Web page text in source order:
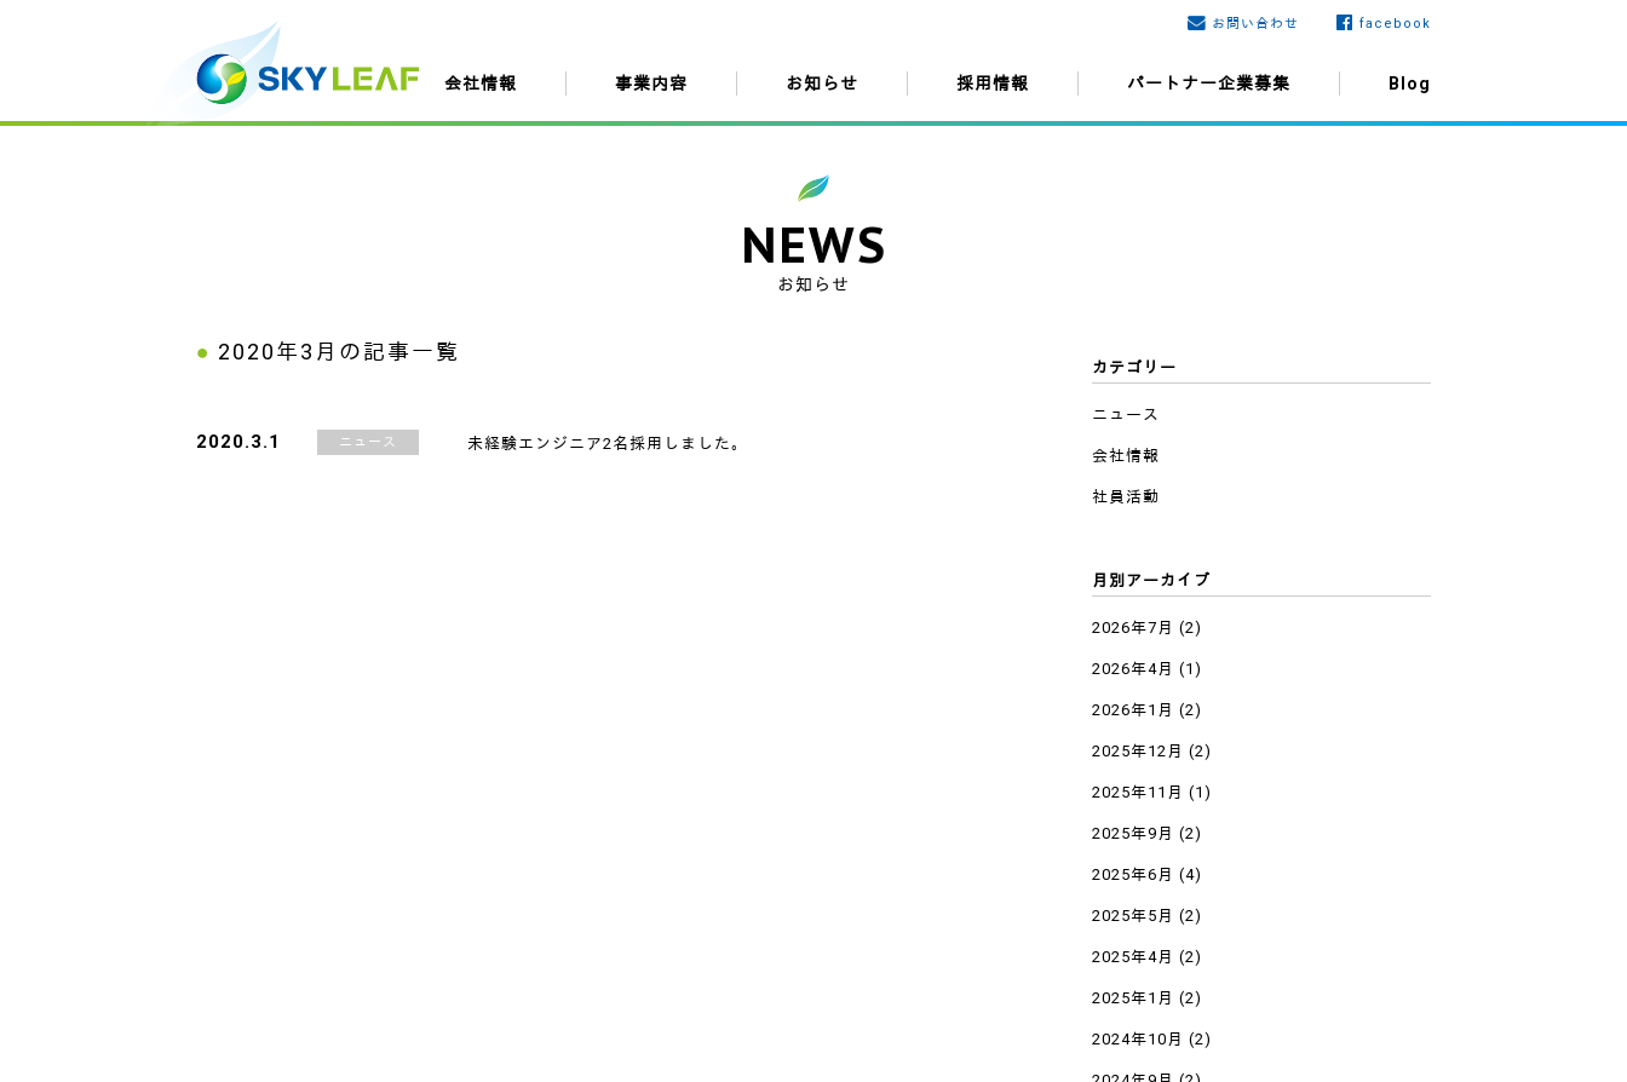
会社情報 事業内容 お知らせ 採用情報 パートナー企業募集 Blog
お問い合わせ facebook
NEWS
お知らせ
2020年3月 の記事一覧
2020.3.1 ニュース 未経験エンジニア2名採用しました。
カテゴリー
ニュース
会社情報
社員活動
月別アーカイブ
2026年7月 (2)
2026年4月 (1)
2026年1月 (2)
2025年12月 (2)
2025年11月 (1)
2025年9月 (2)
2025年6月 (4)
2025年5月 (2)
2025年4月 (2)
2025年1月 (2)
2024年10月 (2)